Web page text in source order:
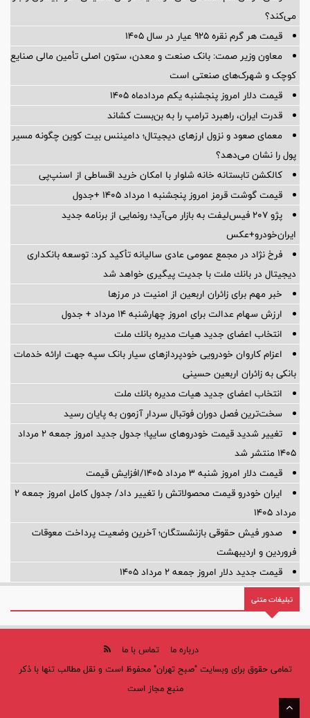
می‌کند؟
قیمت هر گرم نقره ۹۲۵ عیار در سال ۱۴۰۵
معاون وزیر صمت: بانک صنعت و معدن، ستون اصلی تأمین مالی صنایع
کوچک و شهرک‌های صنعتی است
قیمت دلار امروز پنجشنبه یکم مردادماه ۱۴۰۵
قدرت ایران، راهبرد ترامپ را به بن‌بست کشاند
معمای صعود و نزول ارزهای دیجیتال؛ دامیننس بیت کوین چگونه مسیر
پول را نشان می‌دهد؟
کالکشن تابستانه خانه شلوار با امکان خرید اقساطی از اسنپ‌پی
قیمت گوشت قرمز امروز پنجشنبه ۱ مرداد ۱۴۰۵ +جدول
پژو ۲۰۷ فیس‌لیفت به بازار می‌آید؛ رونمایی از برنامه جدید
ایران‌خودرو+عکس
فرخ نژاد در مجمع عمومی عادی سالیانه تأكید كرد: توسعه بانكداری
دیجیتال در بانك ملت با جدیت پیگیری خواهد شد
خبر مهم برای زائران اربعین از امنیت در مرزها
ارزش سهام عدالت برای امروز چهارشنبه ۱۴ مرداد + جدول
انتخاب اعضای جدید هیات مدیره بانك ملت
اعزام کاروان خودرویی خودپردازهای سیار بانک سپه جهت ارائه خدمات
بانکی به زائران اربعین حسینی
انتخاب اعضای جدید هیات مدیره بانك ملت
سخت‌ترین فصل دوران فوتبال سردار آزمون به پایان رسید
تغییر شدید قیمت خودروهای سایپا؛ جدول جدید امروز جمعه ۲ مرداد
۱۴۰۵ منتشر شد
قیمت دلار امروز شنبه ۳ مرداد ۱۴۰۵/افزایش قیمت
ایران خودرو قیمت‌ محصولاتش را تغییر داد/ جدول کامل امروز جمعه ۲
مرداد ۱۴۰۵
صدور فیش حقوقی بازنشستگان؛ آخرین وضعیت پرداخت معوقات
فروردین و اردیبهشت
قیمت جدید دلار امروز جمعه ۲ مرداد ۱۴۰۵
تبلیغات متنی
درباره ما
تماس با ما
تمامی حقوق برای وبسایت "صبح تهران" محفوظ است و نقل مطالب تنها با ذکر
منبع مجاز است